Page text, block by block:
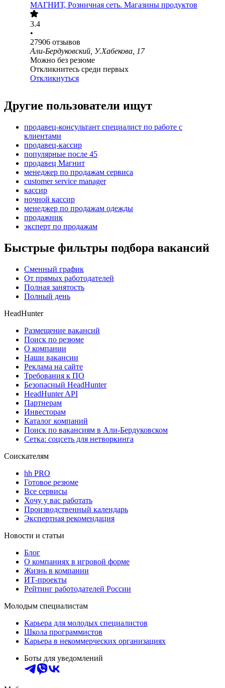
МАГНИТ, Розничная сеть. Магазины продуктов
3.4
•
27906 отзывов
Али-Бердуковский, У.Хабекова, 17
Можно без резюме
Откликнитесь среди первых
Откликнуться
Другие пользователи ищут
продавец-консультант специалист по работе с
клиентами
продавец-кассир
популярные после 45
продавец Магнит
менеджер по продажам сервиса
customer service manager
кассир
ночной кассир
менеджер по продажам одежды
продажник
эксперт по продажам
Быстрые фильтры подбора вакансий
Сменный график
От прямых работодателей
Полная занятость
Полный день
HeadHunter
Размещение вакансий
Поиск по резюме
О компании
Наши вакансии
Реклама на сайте
Требования к ПО
Безопасный HeadHunter
HeadHunter API
Партнерам
Инвесторам
Каталог компаний
Поиск по вакансиям в Али-Бердуковском
Сетка: соцсеть для нетворкинга
Соискателям
hh PRO
Готовое резюме
Все сервисы
Хочу у вас работать
Производственный календарь
Экспертная рекомендация
Новости и статьи
Блог
О компаниях в игровой форме
Жизнь в компании
ИТ-проекты
Рейтинг работодателей России
Молодым специалистам
Карьера для молодых специалистов
Школа программистов
Карьера в некоммерческих организациях
Боты для уведомлений